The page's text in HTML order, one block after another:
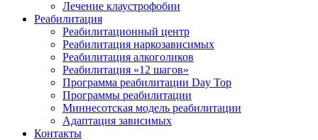
Лечение клаустрофобии
Реабилитация
Реабилитационный центр
Реабилитация наркозависимых
Реабилитация алкоголиков
Реабилитация «12 шагов»
Программа реабилитации Day Top
Программы реабилитации
Миннесотская модель реабилитации
Адаптация зависимых
Контакты